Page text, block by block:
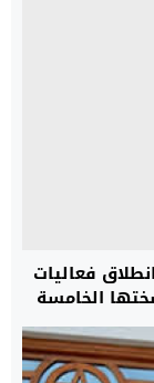
فعاليات
الخامسة